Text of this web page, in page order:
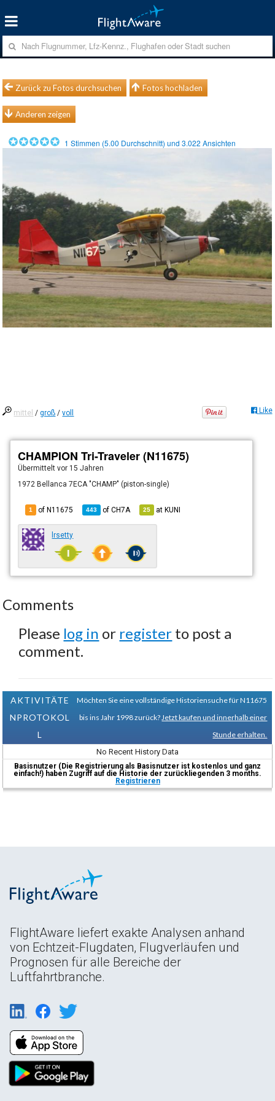
Zurück zu Fotos durchsuchen Fotos hochladen
Anderen zeigen
1 Stimmen (5.00 Durchschnitt) und3.022 Ansichten
mittel /groß /voll Like
CHAMPION Tri-Traveler (N11675)
Übermitteltvor 15 Jahren
1972 Bellanca 7ECA "CHAMP" (piston-single)
1 of N11675 443 ofCH7A 25 atKUNI
lrsetty
Comments
Please log in or register to post a
comment.
AKTIVITÄTE
NPROTOKOL
L
Möchten Sie eine vollständige Historiensuche für N11675
bis ins Jahr 1998 zurück?Jetzt kaufen und innerhalb einer
Stunde erhalten.
No Recent History Data
Basisnutzer (Die Registrierung als Basisnutzer ist kostenlos und ganz
einfach!) haben Zugriff auf die Historie der zurückliegenden 3 months.
Registrieren
FlightAware liefert exakte Analysen anhand
von Echtzeit-Flugdaten, Flugverläufen und
Prognosen für alle Bereiche der
Luftfahrtbranche.